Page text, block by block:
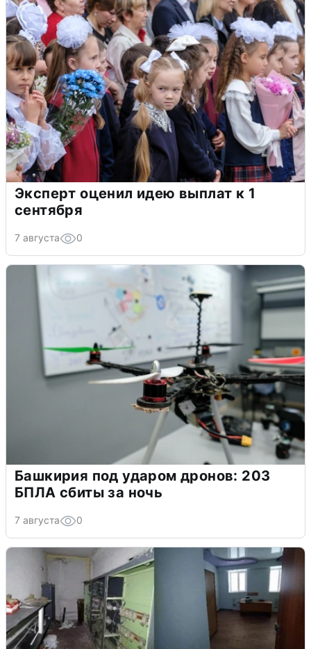
Эксперт оценил идею выплат к 1
сентября
7 августа 0
Башкирия под ударом дронов: 203
БПЛА сбиты за ночь
7 августа 0